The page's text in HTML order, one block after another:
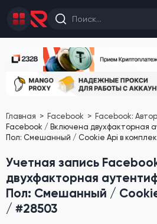
Главная Facebook Facebook:
Facebook / Включена двухфакторная
Пол: Смешанный / Cookie Api в
Учетная запись
двухфакторная
Пол: Смешанный /
/ #28503